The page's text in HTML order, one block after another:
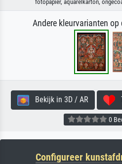
fotopapier, aquarelkarton,
Andere kleurvarianten op
Bekijk in 3D / AR
0
Configureer